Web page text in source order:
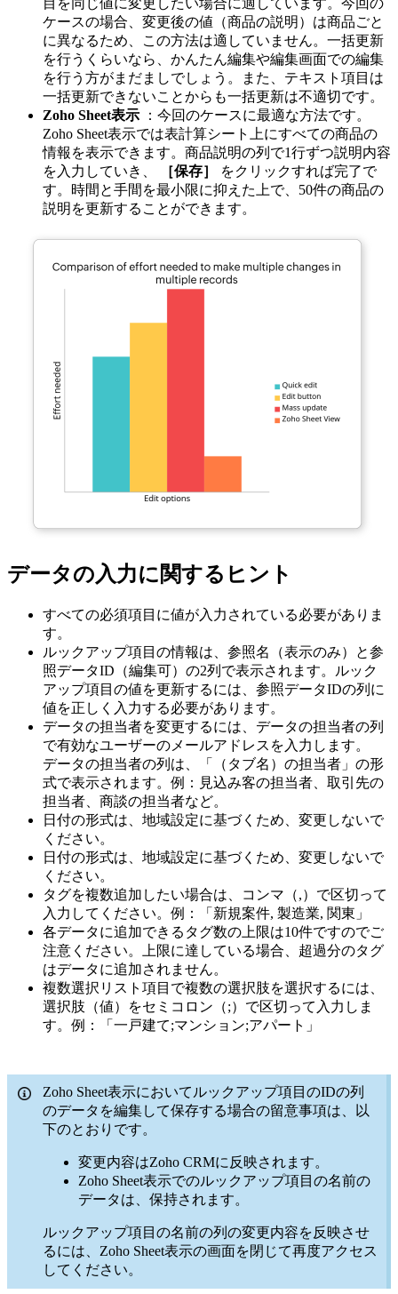
目を同じ値に変更したい場合に適しています。今回の
ケースの場合、変更後の値（商品の説明）は商品ごと
に異なるため、この方法は適していません。一括更新
を行うくらいなら、かんたん編集や編集画面での編集
を行う方がまだましでしょう。また、テキスト項目は
一括更新できないことからも一括更新は不適切です。
Zoho Sheet表示
：今回のケースに最適な方法です。
Zoho Sheet表示では表計算シート上にすべての商品の
情報を表示できます。商品説明の列で1行ずつ説明内容
を入力していき、
［保存］
をクリックすれば完了で
す。時間と手間を最小限に抑えた上で、50件の商品の
説明を更新することができます。
データの入力に関するヒント
すべての必須項目に値が入力されている必要がありま
す。
ルックアップ項目の情報は、参照名（表示のみ）と参
照データID（編集可）の2列で表示されます。ルック
アップ項目の値を更新するには、参照データIDの列に
値を正しく入力する必要があります。
データの担当者を変更するには、データの担当者の列
で有効なユーザーのメールアドレスを入力します。
データの担当者の列は、「（タブ名）の担当者」の形
式で表示されます。例：見込み客の担当者、取引先の
担当者、商談の担当者など。
日付の形式は、地域設定に基づくため、変更しないで
ください。
日付の形式は、地域設定に基づくため、変更しないで
ください。
タグを複数追加したい場合は、コンマ（,）で区切って
入力してください。例：「新規案件, 製造業, 関東」
各データに追加できるタグ数の上限は10件ですのでご
注意ください。上限に達している場合、超過分のタグ
はデータに追加されません。
複数選択リスト項目で複数の選択肢を選択するには、
選択肢（値）をセミコロン（;）で区切って入力しま
す。例：「一戸建て;マンション;アパート」
Zoho Sheet表示においてルックアップ項目のIDの列
のデータを編集して保存する場合の留意事項は、以
下のとおりです。
変更内容はZoho CRMに反映されます。
Zoho Sheet表示でのルックアップ項目の名前の
データは、保持されます。
ルックアップ項目の名前の列の変更内容を反映させ
るには、Zoho Sheet表示の画面を閉じて再度アクセス
してください。